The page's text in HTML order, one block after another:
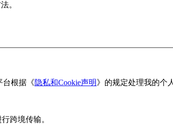
。
台根据《隐私和Cookie声明》的规定处理我的个
跨境传输。